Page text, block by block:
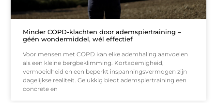
Minder COPD-klachten door ademspiertraining –
géén wondermiddel, wél effectief
Voor mensen met COPD kan elke ademhaling aanvoelen
als een kleine bergbeklimming. Kortademigheid,
vermoeidheid en een beperkt inspanningsvermogen zijn
dagelijkse realiteit. Gelukkig biedt ademspiertraining een
concrete en